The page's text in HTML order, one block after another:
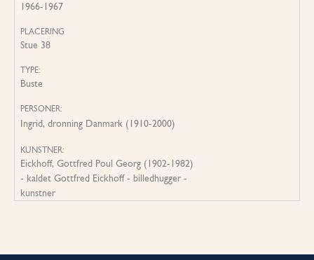
1966-1967
PLACERING
Stue 38
TYPE:
Buste
PERSONER:
Ingrid, dronning Danmark (1910-2000)
KUNSTNER:
Eickhoff, Gottfred Poul Georg (1902-1982)
- kaldet Gottfred Eickhoff - billedhugger -
kunstner